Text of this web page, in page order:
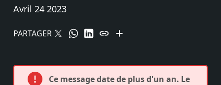
Avril 24 2023
PARTAGER
Ce message date de plus d'un an. Le